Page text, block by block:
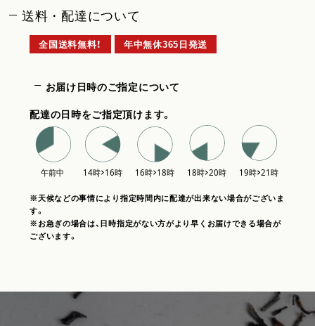
送料・配達について
全国送料無料！ 年中無休365日発送
お届け日時のご指定について
配達の日時をご指定頂けます。
※天候などの事情により指定時間内に配達が出来ない場合がございま
す。
※お急ぎの場合は、日時指定がない方がより早くお届けできる場合が
ございます。